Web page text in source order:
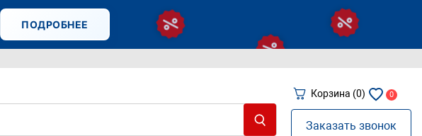
ПОДРОБНЕЕ
Корзина (0) 0
Заказать звонок